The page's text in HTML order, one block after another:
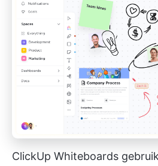
ClickUp Whiteboards